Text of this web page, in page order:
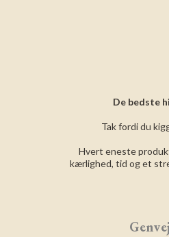
De bedste
Tak fordi du
Hvert eneste
kærlighed, tid og et